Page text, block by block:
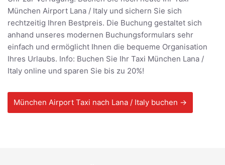
München Airport Lana / Italy und sichern Sie sich
rechtzeitig Ihren Bestpreis. Die Buchung gestaltet sich
anhand unseres modernen Buchungsformulars sehr
einfach und ermöglicht Ihnen die bequeme Organisation
Ihres Urlaubs. Info: Buchen Sie Ihr Taxi München Lana /
Italy online und sparen Sie bis zu 20%!
München Airport Taxi nach Lana / Italy buchen →